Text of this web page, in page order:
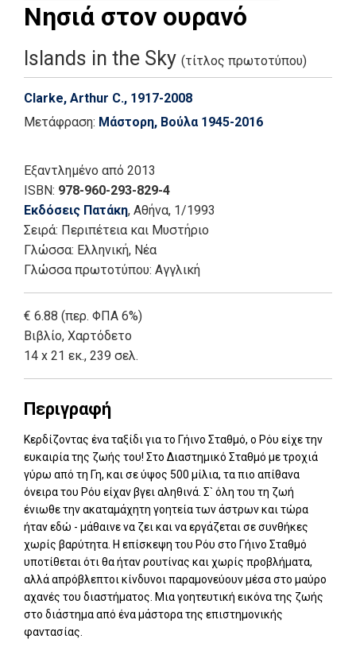
Νησιά στον ουρανό
Islands in the Sky (τίτλος πρωτοτύπου)
Clarke, Arthur C., 1917-2008
Μετάφραση: Μάστορη, Βούλα 1945-2016
Εξαντλημένο από 2013
ISBN: 978-960-293-829-4
Εκδόσεις Πατάκη, Αθήνα, 1/1993
Σειρά: Περιπέτεια και Μυστήριο
Γλώσσα: Ελληνική, Νέα
Γλώσσα πρωτοτύπου: Αγγλική
€ 6.88 (περ. ΦΠΑ 6%)
Βιβλίο, Χαρτόδετο
14 x 21 εκ., 239 σελ.
Περιγραφή
Κερδίζοντας ένα ταξίδι για το Γήινο Σταθμό, ο Ρόυ είχε την
ευκαιρία της ζωής του! Στο Διαστημικό Σταθμό με τροχιά
γύρω από τη Γη, και σε ύψος 500 μίλια, τα πιο απίθανα
όνειρα του Ρόυ είχαν βγει αληθινά. Σ` όλη του τη ζωή
ένιωθε την ακαταμάχητη γοητεία των άστρων και τώρα
ήταν εδώ - μάθαινε να ζει και να εργάζεται σε συνθήκες
χωρίς βαρύτητα. Η επίσκεψη του Ρόυ στο Γήινο Σταθμό
υποτίθεται ότι θα ήταν ρουτίνας και χωρίς προβλήματα,
αλλά απρόβλεπτοι κίνδυνοι παραμονεύουν μέσα στο μαύρο
αχανές του διαστήματος. Μια γοητευτική εικόνα της ζωής
στο διάστημα από ένα μάστορα της επιστημονικής
φαντασίας.